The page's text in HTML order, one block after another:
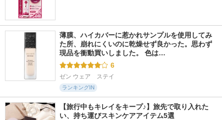
薄膜、ハイカバーに惹かれサンプルを使用してみ
た所、崩れにくいのに乾燥せず良かった。思わず
現品を衝動買いしました。 色は…
6
ゼン ウェア　ステイ
ランキングIN
【旅行中もキレイをキープ♪】旅先で取り入れた
い、持ち運びスキンケアアイテム5選